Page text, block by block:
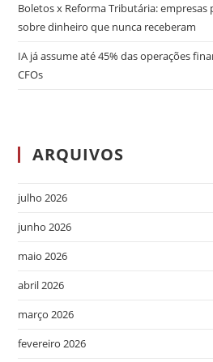
Boletos x Reforma Tributária:
sobre dinheiro que nunca receberam
IA já assume até 45% das operações
CFOs
ARQUIVOS
julho 2026
junho 2026
maio 2026
abril 2026
março 2026
fevereiro 2026